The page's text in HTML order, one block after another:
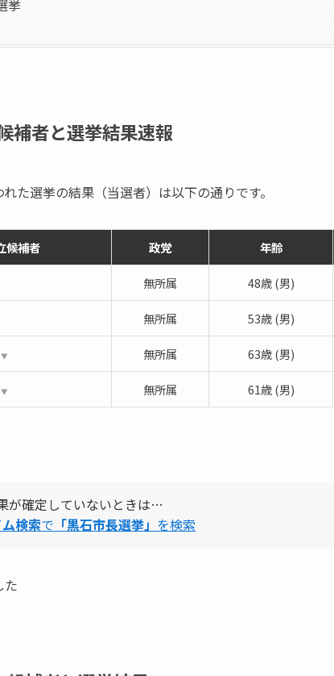
挙
補者と選挙結果速報
た選挙の結果（当選者）は以下の通りです。
候補者 政党 年齢
無所属 48歳 (男)
無所属 53歳 (男)
▼ 無所属 63歳 (男)
▼ 無所属 61歳 (男)
が確定していないときは…
検索で 「黒石市長選挙」 を検索
た